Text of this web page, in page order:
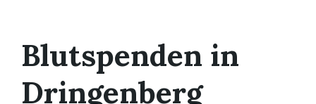
Blutspenden in
Dringenberg